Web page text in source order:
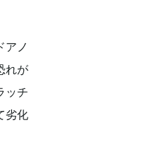
アノ
れが
ッチ
劣化